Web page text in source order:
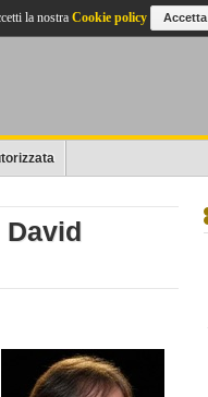
la nostra Cookie policy Accetta